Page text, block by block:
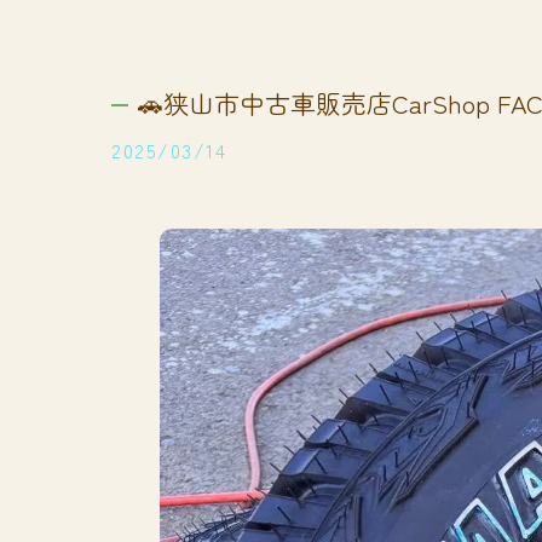
🚗狭山市中古車販売店CarShop
2025/03/14